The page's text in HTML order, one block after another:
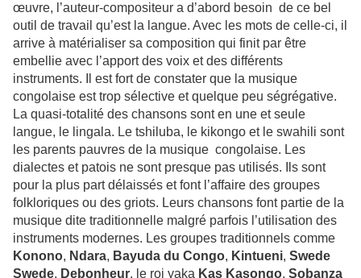
œuvre, l’auteur-compositeur a d’abord besoin de ce bel
outil de travail qu’est la langue. Avec les mots de celle-ci, il
arrive à matérialiser sa composition qui finit par être
embellie avec l’apport des voix et des différents
instruments. Il est fort de constater que la musique
congolaise est trop sélective et quelque peu ségrégative.
La quasi-totalité des chansons sont en une et seule
langue, le lingala. Le tshiluba, le kikongo et le swahili sont
les parents pauvres de la musique congolaise. Les
dialectes et patois ne sont presque pas utilisés. Ils sont
pour la plus part délaissés et font l’affaire des groupes
folkloriques ou des griots. Leurs chansons font partie de la
musique dite traditionnelle malgré parfois l’utilisation des
instruments modernes. Les groupes traditionnels comme
Konono, Ndara, Bayuda du Congo, Kintueni, Swede
Swede, Debonheur, le roi yaka Kas Kasongo, Sobanza